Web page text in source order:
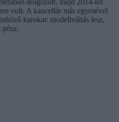
volt. A kancellár már egyesével
karokat: modellváltás lesz,
pénz.